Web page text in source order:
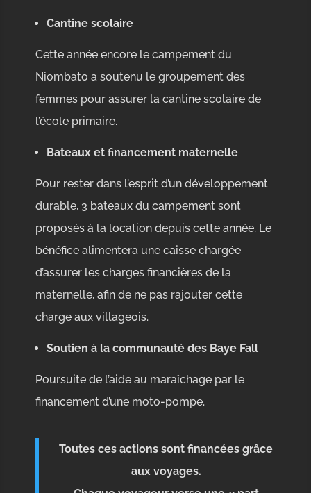
Cantine scolaire
Cette année encore le campement du
Niombato a soutenu le groupement des
femmes pour assurer la cantine scolaire de
l’école primaire.
Bateaux et financement maternelle
Pour rester dans l’esprit d’un développement
durable, 3 bateaux du campement sont
proposés à la location depuis cette année. Le
bénéfice alimentera une caisse chargée
d’assurer les charges financières de la
maternelle, afin de ne pas rajouter cette
charge aux villageois.
Soutien à la communauté des Baye Fall
Poursuite de l’aide au maraîchage par le
financement d’une moto-pompe.
Toutes ces actions sont financées grâce
aux voyages.